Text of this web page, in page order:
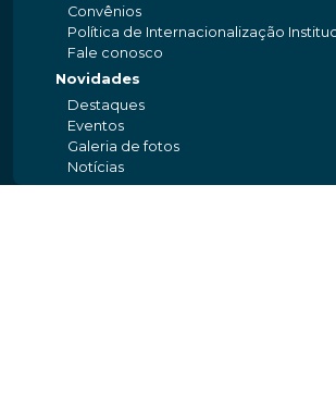
Convênios
Política de Internacionalização
Fale conosco
Novidades
Destaques
Eventos
Galeria de fotos
Notícias